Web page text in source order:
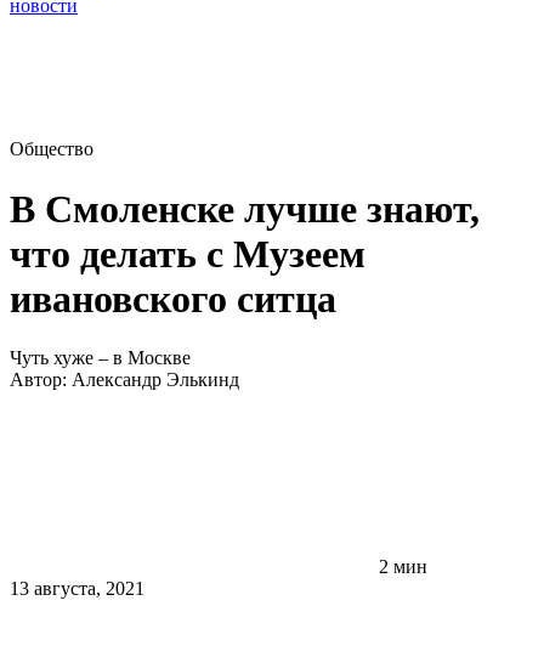
новости
Общество
В Смоленске лучше знают,
что делать с Музеем
ивановского ситца
Чуть хуже – в Москве
Автор: Александр Элькинд
2 мин
13 августа, 2021